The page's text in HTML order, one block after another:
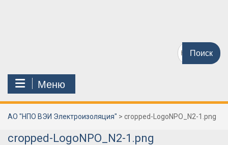
Поиск
по:
Меню
АО "НПО ВЭИ Электроизоляция" > cropped-LogoNPO_N2-1.png
cropped-LogoNPO_N2-1.png